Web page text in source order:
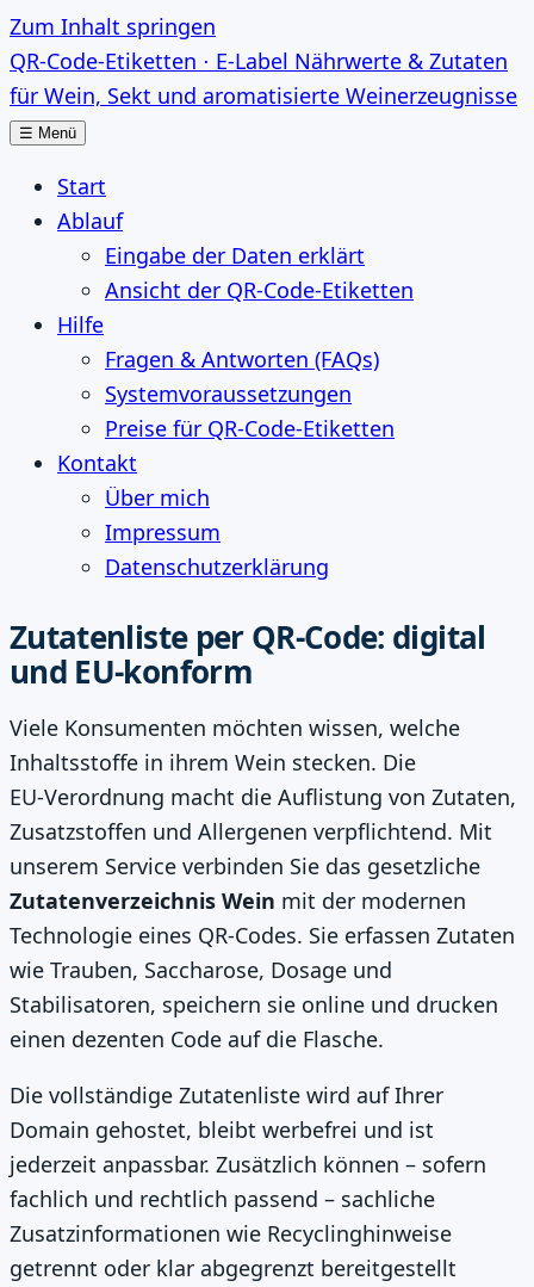
Zum Inhalt springen
QR-Code-Etiketten ⋅ E-Label Nährwerte & Zutaten
für Wein, Sekt und aromatisierte Weinerzeugnisse
☰ Menü
Start
Ablauf
Eingabe der Daten erklärt
Ansicht der QR-Code-Etiketten
Hilfe
Fragen & Antworten (FAQs)
Systemvoraussetzungen
Preise für QR-Code-Etiketten
Kontakt
Über mich
Impressum
Datenschutzerklärung
Zutatenliste per QR‑Code: digital
und EU‑konform
Viele Konsumenten möchten wissen, welche
Inhaltsstoffe in ihrem Wein stecken. Die
EU‑Verordnung macht die Auflistung von Zutaten,
Zusatzstoffen und Allergenen verpflichtend. Mit
unserem Service verbinden Sie das gesetzliche
Zutatenverzeichnis Wein mit der modernen
Technologie eines QR‑Codes. Sie erfassen Zutaten
wie Trauben, Saccharose, Dosage und
Stabilisatoren, speichern sie online und drucken
einen dezenten Code auf die Flasche.
Die vollständige Zutatenliste wird auf Ihrer
Domain gehostet, bleibt werbefrei und ist
jederzeit anpassbar. Zusätzlich können – sofern
fachlich und rechtlich passend – sachliche
Zusatzinformationen wie Recyclinghinweise
getrennt oder klar abgegrenzt bereitgestellt